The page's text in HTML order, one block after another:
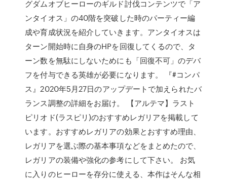
グダムオブヒーローのギルド討伐コンテンツで「ア
ンタイオス」の40階を突破した時のパーティー編
成や育成状況を紹介していきます。アンタイオスは
ターン開始時に自身のHPを回復してくるので、タ
ーン数を無駄にしないためにも「回復不可」のデバ
フを付与できる英雄が必要になります。 『#コンパ
ス』2020年5月27日のアップデートで加えられたバ
ランス調整の詳細をお届け。 【アルテマ】ラスト
ピリオド(ラスピリ)のおすすめレガリアを掲載して
います。おすすめレガリアの効果とおすすめ理由、
レガリアを選ぶ際の基本事項などをまとめたので、
レガリアの装備や強化の参考にして下さい。 お気
に入りのヒーローを存分に使える、本作はそんな相